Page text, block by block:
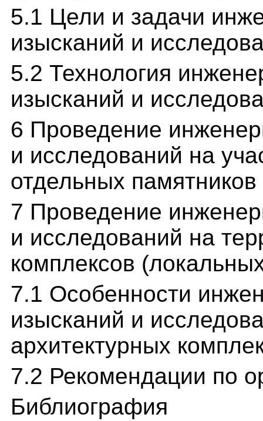
5.1 Цели и задачи
изысканий и
5.2 Технология
изысканий и
6 Проведение
и исследований на
отдельных
7 Проведение
и исследований на
комплексов
7.1 Особенности
изысканий и
архитектурных
7.2 Рекомендации по
Библиография